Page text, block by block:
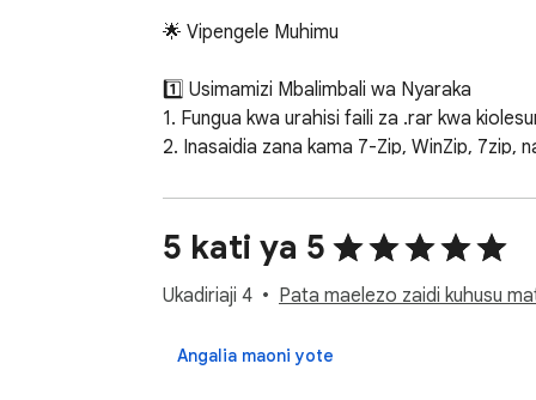
🌟 Vipengele Muhimu
1️⃣ Usimamizi Mbalimbali wa Nyaraka
1. Fungua kwa urahisi faili za .rar kwa
2. Inasaidia zana kama 7-Zip, WinZip, 7zip,
💻 Ulinganifu wa Majukwaa Mbalimbali
Tumia RAR Opener kwenye Windows,
5 kati ya 5
Ukadiriaji 4 Pata maelezo zaidi kuhusu
Angalia maoni yote